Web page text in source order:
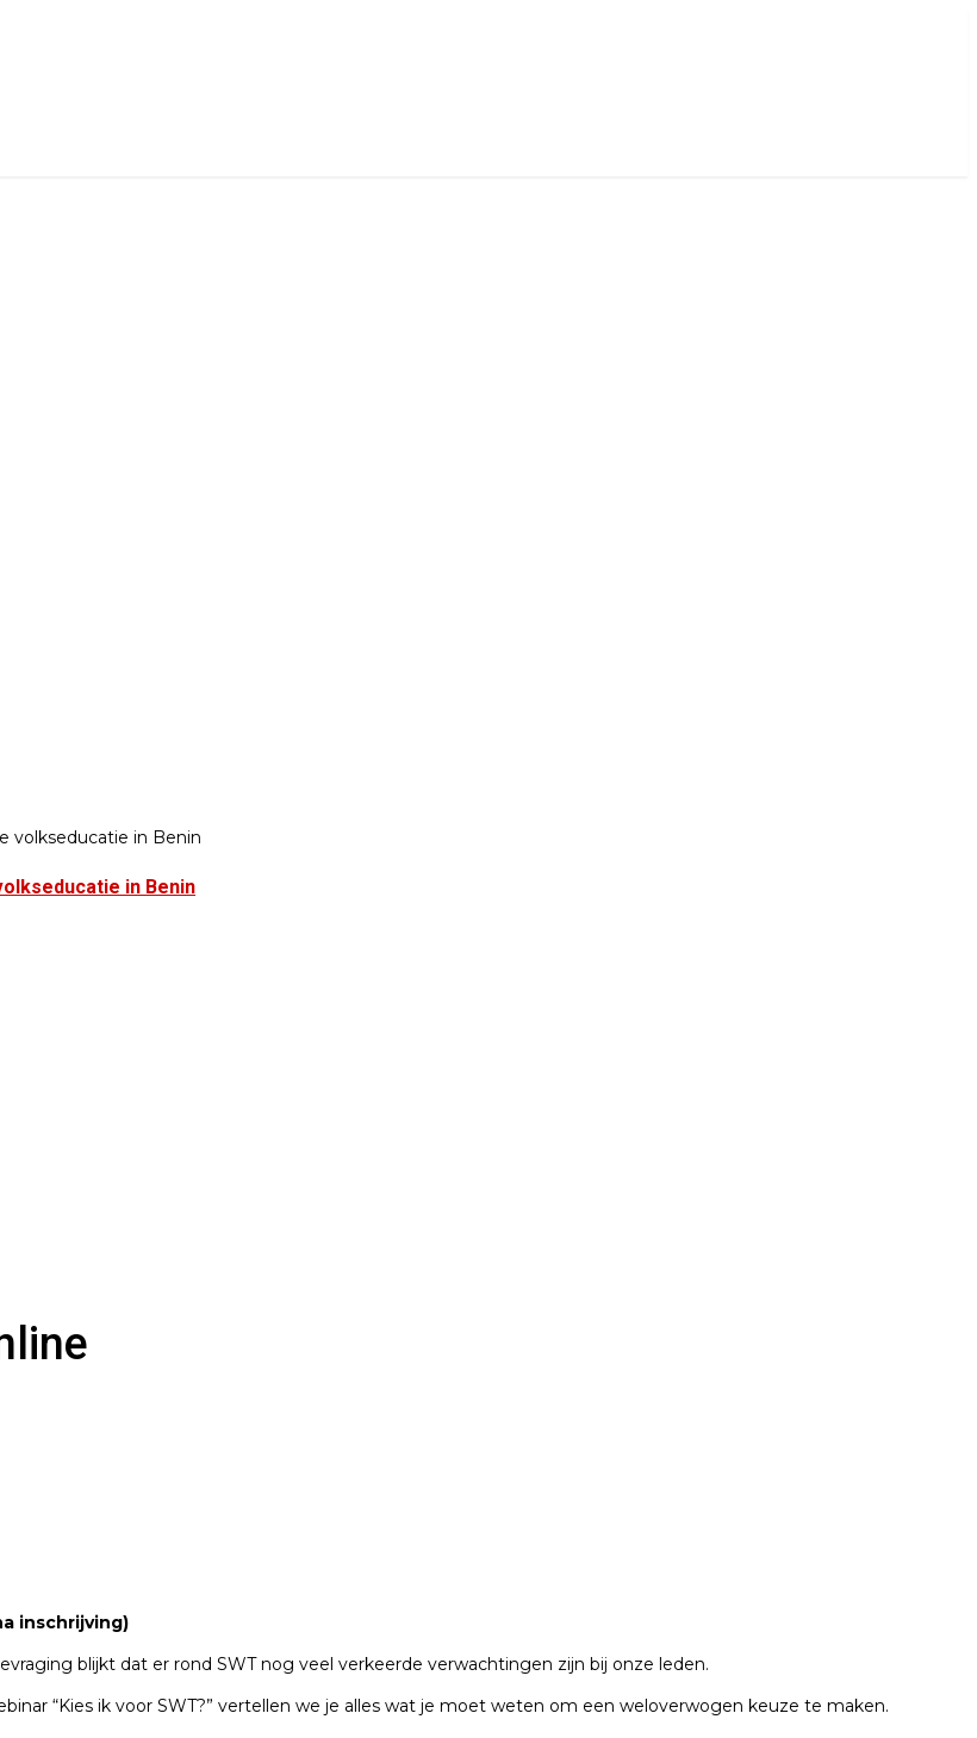
in Benin
inschrijving)
blijkt dat er rond SWT nog veel verkeerde verwachtingen zijn bij onze leden.
“Kies ik voor SWT?” vertellen we je alles wat je moet weten om een weloverwogen keuze te maken.